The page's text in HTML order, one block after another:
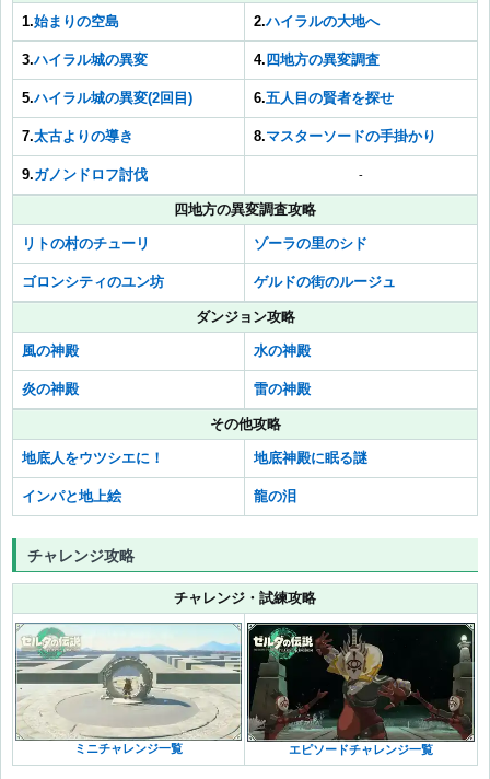
1.始まりの空島 2.ハイラルの大地へ
3.ハイラル城の異変 4.四地方の異変調査
5.ハイラル城の異変(2回目) 6.五人目の賢者を探せ
7.太古よりの導き 8.マスターソードの手掛かり
9.ガノンドロフ討伐 -
四地方の異変調査攻略
リトの村のチューリ ゾーラの里のシド
ゴロンシティのユン坊 ゲルドの街のルージュ
ダンジョン攻略
風の神殿 水の神殿
炎の神殿 雷の神殿
その他攻略
地底人をウツシエに！ 地底神殿に眠る謎
インパと地上絵 龍の泪
チャレンジ攻略
チャレンジ・試練攻略
ミニチャレンジ一覧 エピソードチャレンジ一覧